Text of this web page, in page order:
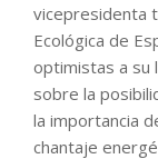
vicepresidenta
Ecológica de
optimistas a su
sobre la
la importancia
chantaje